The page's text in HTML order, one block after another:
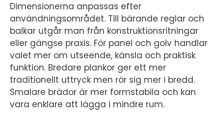
Dimensionerna anpassas efter
användningsområdet. Till bärande reglar och
balkar utgår man från konstruktionsritningar
eller gängse praxis. För panel och golv handlar
valet mer om utseende, känsla och praktisk
funktion. Bredare plankor ger ett mer
traditionellt uttryck men rör sig mer i bredd.
Smalare brädor är mer formstabila och kan
vara enklare att lägga i mindre rum.